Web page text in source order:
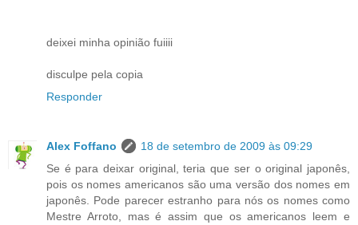
deixei minha opinião fuiiii
disculpe pela copia
Responder
Alex Foffano
18 de setembro de 2009 às 09:29
Se é para deixar original, teria que ser o original japonês,
pois os nomes americanos são uma versão dos nomes em
japonês. Pode parecer estranho para nós os nomes como
Mestre Arroto, mas é assim que os americanos leem e